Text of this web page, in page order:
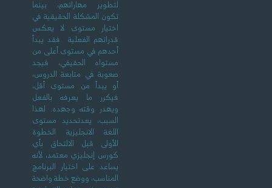
لتطوير مهاراتهم، بينما
تكون المشكلة الحقيقية في
اختيار مستوى لا يعكس
قدراتهم الفعلية فقد يبدأ
أحدهم في مستوى أعلى من
مستواه الحقيقي، فيجد
صعوبة في متابعة الدروس،
أو يبدأ من مستوى أقل،
فيكرر ما يعرفه بالفعل
ويهدر وقته وجهده. لهذا
السبب، يعدتحديد مستوى
اللغة الانجليزية الخطوة
الأولى قبل الالتحاق بأي
كورس إنجليزي معتمد، لأنه
يساعد على اختيار البرنامج
المناسب، ووضع خطة واضحة